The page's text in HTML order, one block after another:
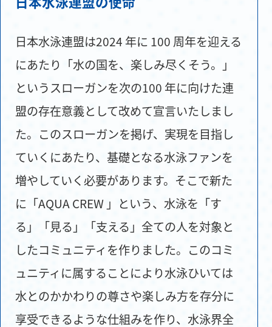
日本水泳連盟は2024 年に 100 周年を迎える
にあたり「水の国を、楽しみ尽くそう。」
というスローガンを次の100 年に向けた連
盟の存在意義として改めて宣言いたしまし
た。このスローガンを掲げ、実現を目指し
ていくにあたり、基礎となる水泳ファンを
増やしていく必要があります。そこで新た
に「AQUA CREW 」という、水泳を「す
る」「見る」「支える」全ての人を対象と
したコミュニティを作りました。このコミ
ュニティに属することにより水泳ひいては
水とのかかわりの尊さや楽しみ方を存分に
享受できるような仕組みを作り、水泳界全